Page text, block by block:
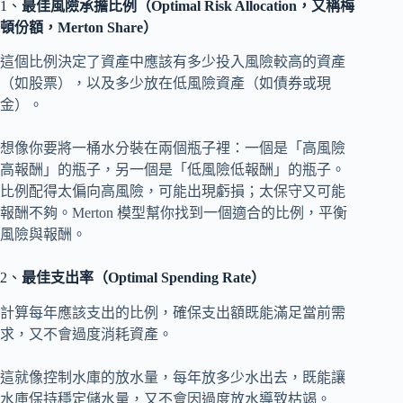
1、 最佳風險承擔比例（Optimal Risk Allocation，又稱梅
頓份額，Merton Share）
這個比例決定了資產中應該有多少投入風險較高的資產
（如股票），以及多少放在低風險資產（如債券或現
金）。
想像你要將一桶水分裝在兩個瓶子裡：一個是「高風險
高報酬」的瓶子，另一個是「低風險低報酬」的瓶子。
比例配得太偏向高風險，可能出現虧損；太保守又可能
報酬不夠。Merton 模型幫你找到一個適合的比例，平衡
風險與報酬。
2、 最佳支出率（Optimal Spending Rate）
計算每年應該支出的比例，確保支出額既能滿足當前需
求，又不會過度消耗資產。
這就像控制水庫的放水量，每年放多少水出去，既能讓
水庫保持穩定儲水量，又不會因過度放水導致枯竭。